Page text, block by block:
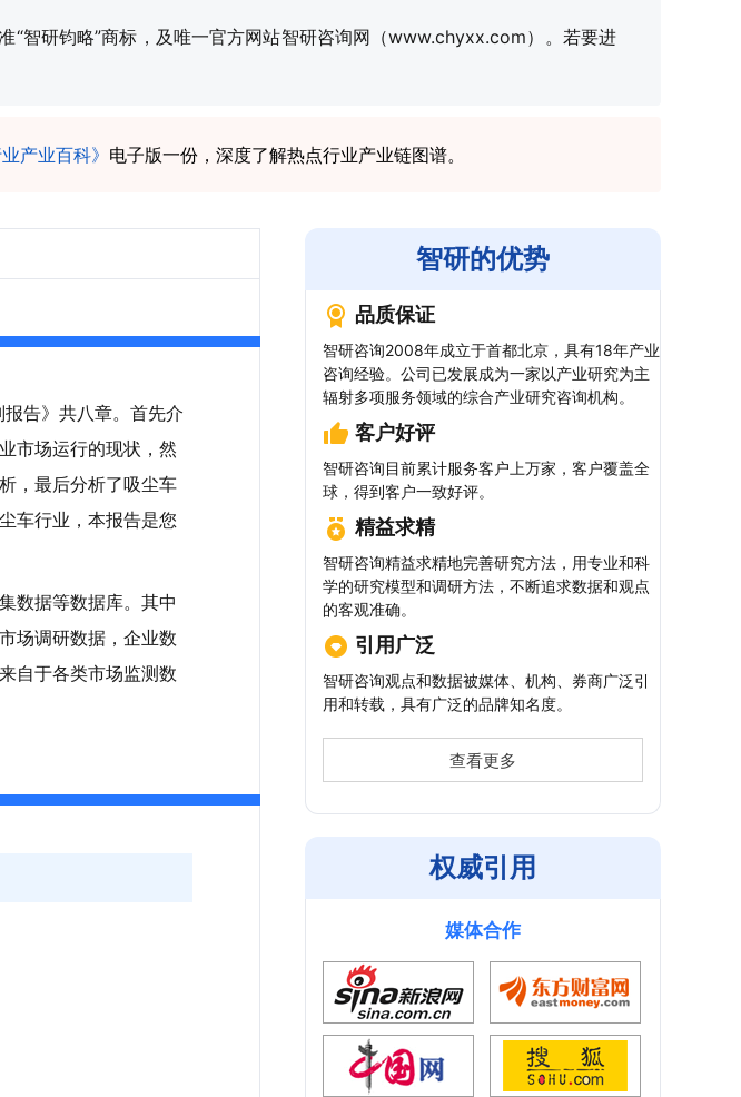
智研钧略”商标，及唯一官方网站智研咨询网（www.chyxx.com）。若要进
产业百科》 电子版一份，深度了解热点行业产业链图谱。
告》共八章。首先介
市场运行的现状，然
，最后分析了吸尘车
车行业，本报告是您
数据等数据库。其中
场调研数据，企业数
自于各类市场监测数
智研的优势
品质保证
智研咨询2008年成立于首都北京，具有18年产业
咨询经验。公司已发展成为一家以产业研究为主
辐射多项服务领域的综合产业研究咨询机构。
客户好评
智研咨询目前累计服务客户上万家，客户覆盖全
球，得到客户一致好评。
精益求精
智研咨询精益求精地完善研究方法，用专业和科
学的研究模型和调研方法，不断追求数据和观点
的客观准确。
引用广泛
智研咨询观点和数据被媒体、机构、券商广泛引
用和转载，具有广泛的品牌知名度。
查看更多
权威引用
媒体合作